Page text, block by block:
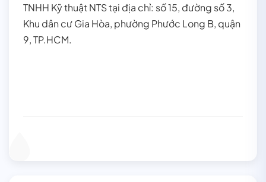
TNHH Kỹ thuật NTS tại địa chỉ: số 15, đường số 3,
Khu dân cư Gia Hòa, phường Phước Long B, quận
9, TP.HCM.